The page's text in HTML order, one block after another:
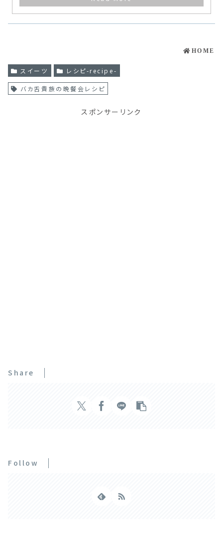
HOME
スイーツ レシピ-recipe-
バカ舌貴族の晩餐会レシピ
スポンサーリンク
Share
Follow